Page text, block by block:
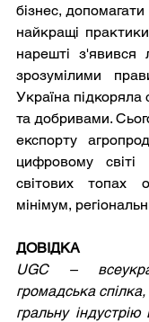
бізнес,
найкращі
нарешті з'явився
зрозумілими
Україна підкоряла
та добривами.
експорту
цифровому
світових топах
мінімум,
ДОВІДКА
UGC –
громадська
гральну